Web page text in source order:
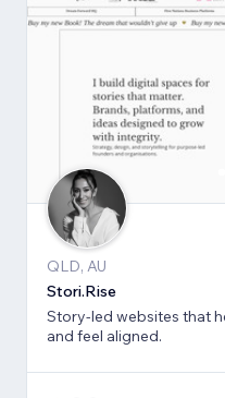
QLD, AU
Stori.Rise
Story-led websites that
and feel aligned.